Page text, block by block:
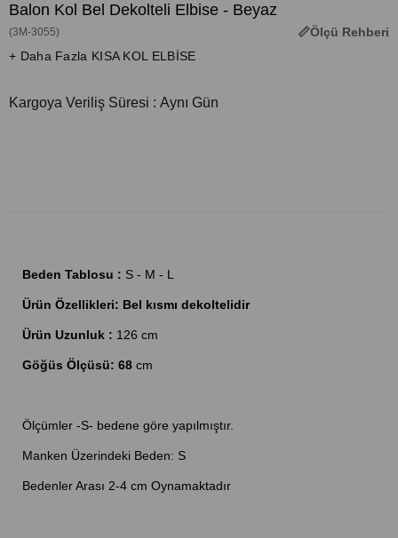
Balon Kol Bel Dekolteli Elbise - Beyaz
(3M-3055)
Ölçü Rehberi
+ Daha Fazla KISA KOL ELBİSE
Kargoya Veriliş Süresi : Aynı Gün
Beden Tablosu : S - M - L
Ürün Özellikleri: Bel kısmı dekoltelidir
Ürün Uzunluk : 126 cm
Göğüs Ölçüsü: 68 cm
Ölçümler -S- bedene göre yapılmıştır.
Manken Üzerindeki Beden: S
Bedenler Arası 2-4 cm Oynamaktadır